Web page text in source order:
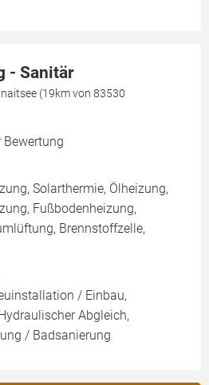
- Sanitär
(19km von 83530
Bewertung
Solarthermie, Ölheizung,
Fußbodenheizung,
Brennstoffzelle,
/ Einbau,
Abgleich,
/ Badsanierung